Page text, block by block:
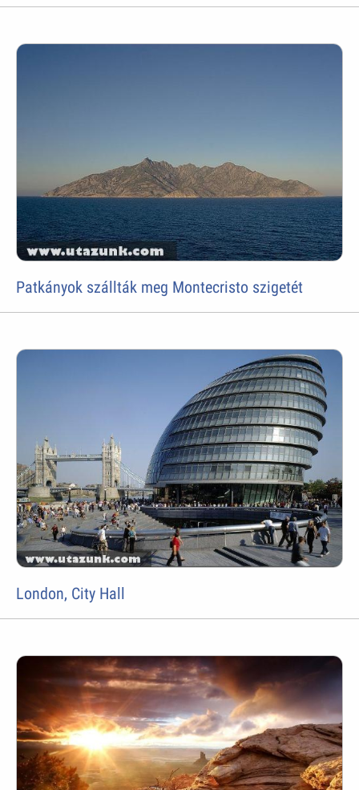
Patkányok szállták meg Montecristo szigetét
London, City Hall